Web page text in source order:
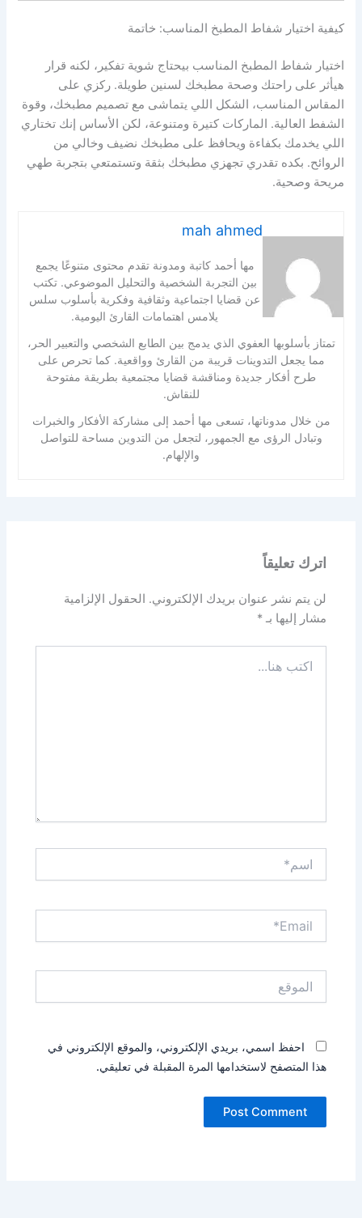
كيفية اختيار شفاط المطبخ المناسب: خاتمة
اختيار شفاط المطبخ المناسب بيحتاج شوية تفكير، لكنه قرار
هيأثر على راحتك وصحة مطبخك لسنين طويلة. ركزي على
المقاس المناسب، الشكل اللي يتماشى مع تصميم مطبخك، وقوة
الشفط العالية. الماركات كتيرة ومتنوعة، لكن الأساس إنك تختاري
اللي يخدمك بكفاءة ويحافظ على مطبخك نضيف وخالي من
الروائح. بكده تقدري تجهزي مطبخك بثقة وتستمتعي بتجربة طهي
مريحة وصحية.
mah ahmed
مها أحمد كاتبة ومدونة تقدم محتوى متنوعًا يجمع
بين التجربة الشخصية والتحليل الموضوعي. تكتب
عن قضايا اجتماعية وثقافية وفكرية بأسلوب سلس
يلامس اهتمامات القارئ اليومية.
تمتاز بأسلوبها العفوي الذي يدمج بين الطابع الشخصي والتعبير الحر،
مما يجعل التدوينات قريبة من القارئ وواقعية. كما تحرص على
طرح أفكار جديدة ومناقشة قضايا مجتمعية بطريقة مفتوحة
للنقاش.
من خلال مدوناتها، تسعى مها أحمد إلى مشاركة الأفكار والخبرات
وتبادل الرؤى مع الجمهور، لتجعل من التدوين مساحة للتواصل
والإلهام.
اترك تعليقاً
لن يتم نشر عنوان بريدك الإلكتروني. الحقول الإلزامية
مشار إليها بـ*
هنا...
احفظ اسمي، بريدي الإلكتروني، والموقع الإلكتروني في
هذا المتصفح لاستخدامها المرة المقبلة في تعليقي.